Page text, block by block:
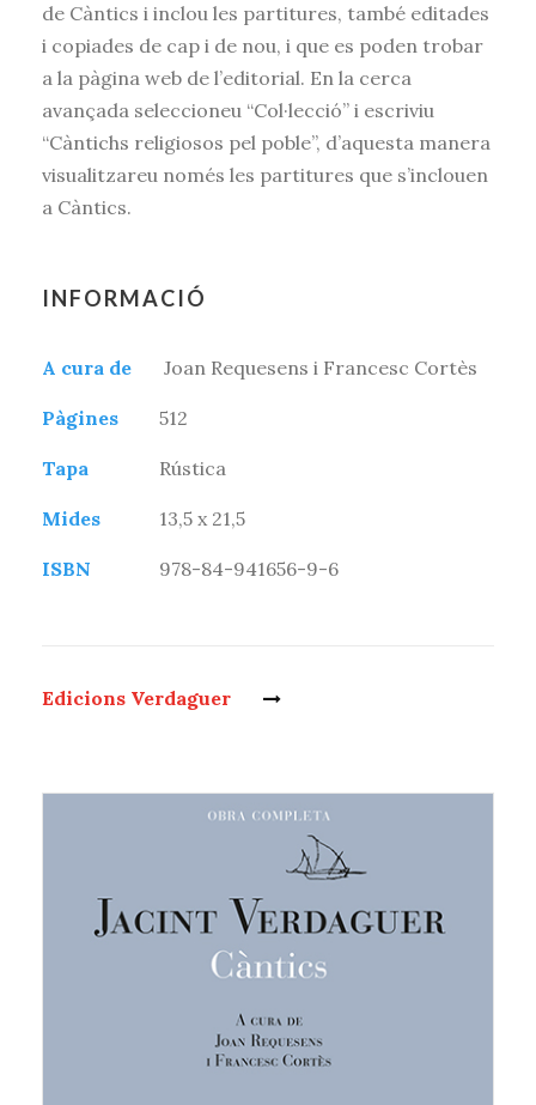
de Càntics i inclou les partitures, també editades
i copiades de cap i de nou, i que es poden trobar
a la pàgina web de l’editorial. En la cerca
avançada seleccioneu “Col·lecció” i escriviu
“Càntichs religiosos pel poble”, d’aquesta manera
visualitzareu només les partitures que s’inclouen
a Càntics.
INFORMACIÓ
A cura de Joan Requesens i Francesc Cortès
Pàgines 512
Tapa Rústica
Mides 13,5 x 21,5
ISBN 978-84-941656-9-6
Edicions Verdaguer